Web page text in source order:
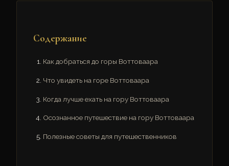
Содержание
Как добраться до горы Воттоваара
Что увидеть на горе Воттоваара
Когда лучше ехать на гору Воттоваара
Осознанное путешествие на гору Воттоваара
Полезные советы для путешественников